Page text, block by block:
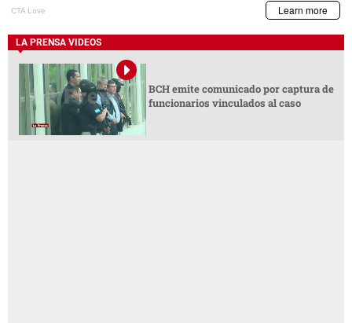
LA PRENSA VIDEOS
BCH emite comunicado por captura de
funcionarios vinculados al caso